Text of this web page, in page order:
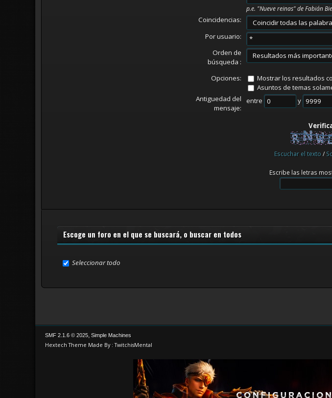
p.e. "Nueve reinas" de Fabián
Coincidencias:
Por usuario:
Orden de
búsqueda :
Opciones:
Mostrar los resultados
Asuntos de temas
Antiguedad del
mensaje:
entre y
Escuchar el texto/
Escribe las letras
Escoge un foro en el que se buscará, o buscar en todos
Seleccionar todo
SMF 2.1.6 © 2025 Simple Machines
Hextech Theme Made By : TwitchisMental